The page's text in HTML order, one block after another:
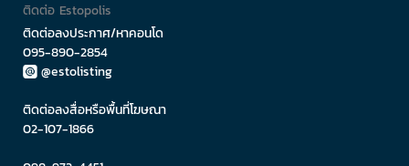
น่าทาวน์
โยโกฮาม่าไม่เพียงฉลองวันตรุษจีนในเดือนมกราคม
เท่านั้น แต่ยังมีการจัดเทศกาลฤดูใบไม้ผลิเป็นเวลา 15 วัน
ซึ่งทั้งชาวเมือง และนักท่องเที่ยวจะมีโอกาสได้เฉลิมฉลอง
ติดต่อ Estopolis
ติดต่อลงประกาศ/หาคอนโด
095-890-2854
@estolisting
ติดต่อลงสื่อหรือพื้นที่โฆษณา
02-107-1866